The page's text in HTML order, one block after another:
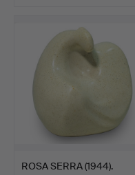
ROSA SERRA (1944).